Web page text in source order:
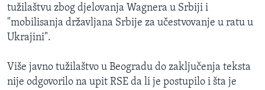
tužilaštvu zbog djelovanja Wagnera u Srbiji i
"mobilisanja državljana Srbije za učestvovanje u ratu u
Ukrajini".
Više javno tužilaštvo u Beogradu do zaključenja teksta
nije odgovorilo na upit RSE da li je postupilo i šta je